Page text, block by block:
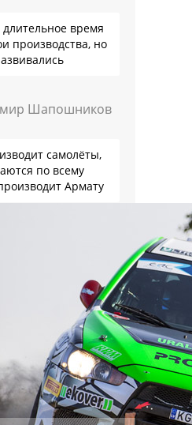
длительное время
производства, но
Шапошников
самолёты,
по всему
Армату
автомобилей